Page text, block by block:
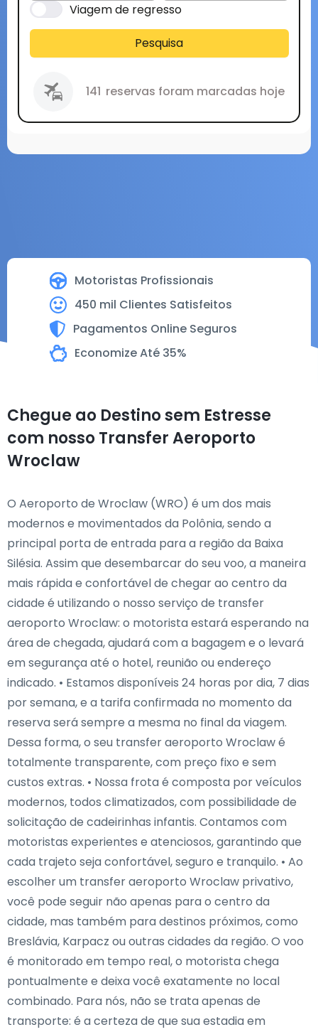
Motoristas Profissionais
450 mil Clientes Satisfeitos
Pagamentos Online Seguros
Economize Até 35%
Viagem de regresso
Pesquisa
141 reservas foram marcadas hoje
Chegue ao Destino sem Estresse
com nosso Transfer Aeroporto
Wroclaw
O Aeroporto de Wroclaw (WRO) é um dos mais
modernos e movimentados da Polônia, sendo a
principal porta de entrada para a região da Baixa
Silésia. Assim que desembarcar do seu voo, a maneira
mais rápida e confortável de chegar ao centro da
cidade é utilizando o nosso serviço de transfer
aeroporto Wroclaw: o motorista estará esperando na
área de chegada, ajudará com a bagagem e o levará
em segurança até o hotel, reunião ou endereço
indicado. • Estamos disponíveis 24 horas por dia, 7 dias
por semana, e a tarifa confirmada no momento da
reserva será sempre a mesma no final da viagem.
Dessa forma, o seu transfer aeroporto Wroclaw é
totalmente transparente, com preço fixo e sem
custos extras. • Nossa frota é composta por veículos
modernos, todos climatizados, com possibilidade de
solicitação de cadeirinhas infantis. Contamos com
motoristas experientes e atenciosos, garantindo que
cada trajeto seja confortável, seguro e tranquilo. • Ao
escolher um transfer aeroporto Wroclaw privativo,
você pode seguir não apenas para o centro da
cidade, mas também para destinos próximos, como
Breslávia, Karpacz ou outras cidades da região. O voo
é monitorado em tempo real, o motorista chega
pontualmente e deixa você exatamente no local
combinado. Para nós, não se trata apenas de
transporte: é a certeza de que sua estadia em